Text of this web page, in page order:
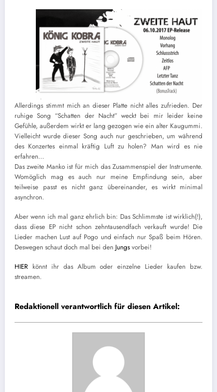
Allerdings stimmt mich an dieser Platte nicht alles zufrieden. Der
ruhige Song “Schatten der Nacht” weckt bei mir leider keine
Gefühle, außerdem wirkt er lang gezogen wie ein alter Kaugummi.
Vielleicht wurde dieser Song auch nur geschrieben, um während
des Konzertes einmal kräftig Luft zu holen? Man wird es nie
erfahren…
Das zweite Manko ist für mich das Zusammenspiel der Instrumente.
Womöglich mag es auch nur meine Empfindung sein, aber
teilweise passt es nicht ganz übereinander, es wirkt minimal
asynchron.
Aber wenn ich mal ganz ehrlich bin: Das Schlimmste ist wirklich(!),
dass diese EP nicht schon zehntausendfach verkauft wurde! Die
Lieder machen Lust auf Pogo und einfach nur Spaß beim Hören.
Deswegen schaut doch mal bei den Jungs vorbei!
HIER könnt ihr das Album oder einzelne Lieder kaufen bzw.
streamen.
Redaktionell verantwortlich für diesen Artikel: